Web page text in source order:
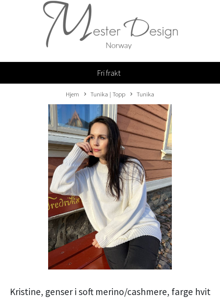
Fri frakt
Hjem Tunika | Topp Tunika
Kristine, genser i soft merino/cashmere, farge hvit